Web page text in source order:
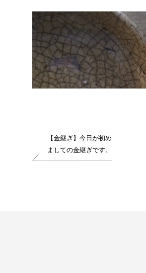
【金継ぎ】今日が初め
ましての金継ぎです。